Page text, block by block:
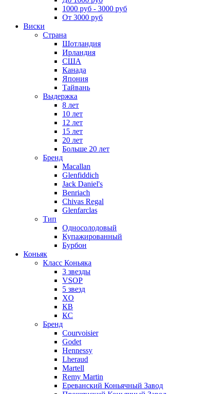
1000 руб - 3000 руб
От 3000 руб
Виски
Страна
Шотландия
Ирландия
США
Канада
Япония
Тайвань
Выдержка
8 лет
10 лет
12 лет
15 лет
20 лет
Больше 20 лет
Бренд
Macallan
Glenfiddich
Jack Daniel's
Benriach
Chivas Regal
Glenfarclas
Тип
Односолодовый
Купажированный
Бурбон
Коньяк
Класс Коньяка
3 звезды
VSOP
5 звезд
XO
КВ
КС
Бренд
Courvoisier
Godet
Hennessy
Lheraud
Martell
Remy Martin
Ереванский Коньячный Завод